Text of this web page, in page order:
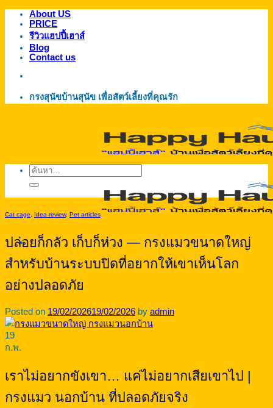
ข้าม
เนื้อหา
About US
PRICE
รีวิวแฮปปี้เฮาส์
Blog
Contact us
กรงสุนัขบ้านสุนัข เพื่อสัตว์เลี้ยงที่คุณรัก
ค้นหา:
Cat cage, Idea review, Pet articles
ปล่อยก็กลัว เก็บก็ห่วง — กรงแมวขนาดใหญ่
สำหรับบ้านระบบปิดที่อยากให้เขาเห็นโลก
อย่างปลอดภัย
Posted on 19/02/202619/02/2026 by admin
19
ก.พ.
เราไม่อยากขังเขา… แค่ไม่อยากเสียเขาไป |
กรงแมว นอกบ้าน ที่ปลอดภัยจริง